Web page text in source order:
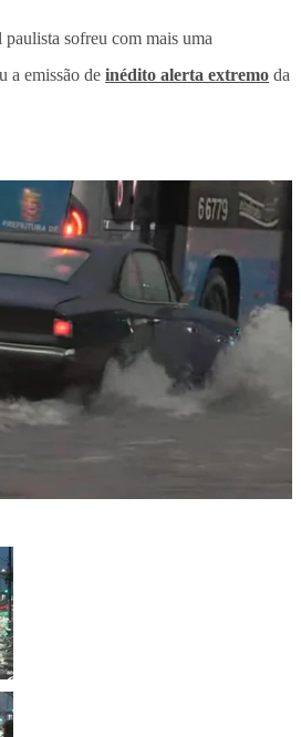
sofreu com mais uma
a emissão de inédito alerta extremo da